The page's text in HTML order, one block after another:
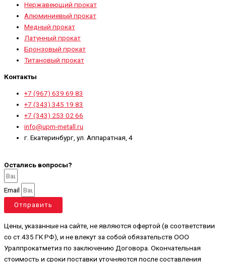
Нержавеющий прокат
Алюминиевый прокат
Медный прокат
Латунный прокат
Бронзовый прокат
Титановый прокат
Контакты
+7 (967) 639 69 83
+7 (343) 345 19 83
+7 (343) 253 02 66
info@upm-metall.ru
г. Екатеринбург, ул. Аппаратная, 4
Остались вопросы?
Email
Отправить
Цены, указанные на сайте, не являются офертой (в соответствии
со ст.435 ГК РФ), и не влекут за собой обязательств ООО
Уралпрокатметиз по заключению Договора. Окончательная
стоимость и сроки поставки уточняются после составления